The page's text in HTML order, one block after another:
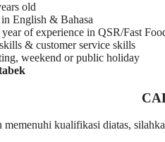
old
English & Bahasa
of experience in QSR/Fast
& customer service skills
weekend or public holiday
memenuhi kualifikasi diatas,